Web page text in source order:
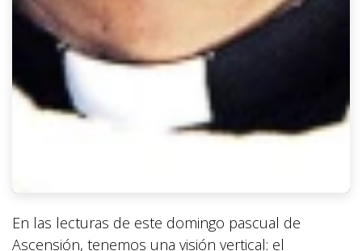
En las lecturas de este domingo pascual de
Ascensión, tenemos una visión vertical: el